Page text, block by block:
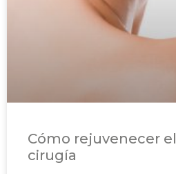
Cómo rejuvenecer
cirugía